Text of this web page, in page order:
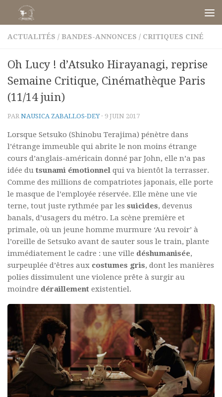
Skip to content
ACTUALITÉS / BANDES-ANNONCES / CRITIQUES CINÉ
Oh Lucy ! d’Atsuko Hirayanagi, reprise
Semaine Critique, Cinémathèque Paris
(11/14 juin)
PAR NAUSICA ZABALLOS-DEY · 9 JUIN 2017
Lorsque Setsuko (Shinobu Terajima) pénètre dans
l’étrange immeuble qui abrite le non moins étrange
cours d’anglais-américain donné par John, elle n’a pas
idée du tsunami émotionnel qui va bientôt la terrasser.
Comme des millions de compatriotes japonais, elle porte
le masque de l’employée réservée. Elle mène une vie
terne, tout juste rythmée par les suicides, devenus
banals, d’usagers du métro. La scène première et
primale, où un jeune homme murmure ‘Au revoir’ à
l’oreille de Setsuko avant de sauter sous le train, plante
immédiatement le cadre : une ville déshumanisée,
surpeuplée d’êtres aux costumes gris, dont les manières
polies dissimulent une violence prête à surgir au
moindre déraillement existentiel.